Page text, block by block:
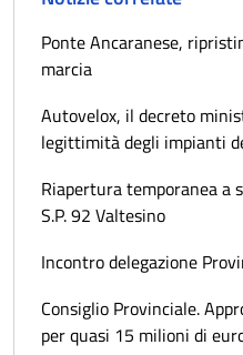
Ponte Ancaranese,
marcia
Autovelox, il decreto
legittimità degli impianti
Riapertura temporanea a
S.P. 92 Valtesino
Incontro delegazione
Consiglio Provinciale.
per quasi 15 milioni di